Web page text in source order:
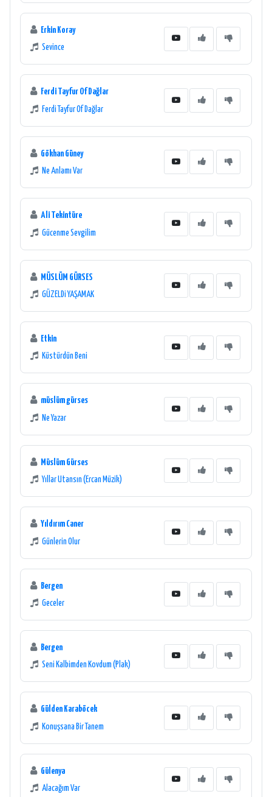
Erkin Koray
Sevince
Ferdi Tayfur Of Dağlar
Ferdi Tayfur Of Dağlar
Gökhan Güney
Ne Anlamı Var
Ali Tekintüre
Gücenme Sevgilim
MÜSLÜM GÜRSES
GÜZELDi YAŞAMAK
Etkin
Küstürdün Beni
müslüm gürses
Ne Yazar
Müslüm Gürses
Yıllar Utansın (Ercan Müzik)
Yıldırım Caner
Günlerin Olur
Bergen
Geceler
Bergen
Seni Kalbimden Kovdum (Plak)
Gülden Karaböcek
Konuşsana Bir Tanem
Gülenya
Alacağım Var